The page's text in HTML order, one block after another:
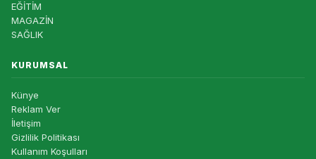
EĞİTİM
MAGAZİN
SAĞLIK
KURUMSAL
Künye
Reklam Ver
İletişim
Gizlilik Politikası
Kullanım Koşulları